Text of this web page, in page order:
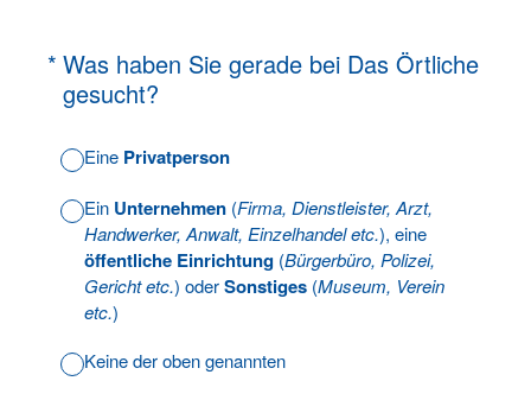
* Was haben Sie gerade bei Das Örtliche
gesucht?
(Erforderlich.)
Eine Privatperson
Ein Unternehmen (Firma, Dienstleister, Arzt,
Handwerker, Anwalt, Einzelhandel etc.), eine
öffentliche Einrichtung (Bürgerbüro, Polizei,
Gericht etc.) oderSonstiges (Museum, Verein
etc.)
Keine der oben genannten